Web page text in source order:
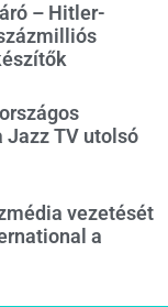
– Hitler-
Jazz TV utolsó
vezetését
a